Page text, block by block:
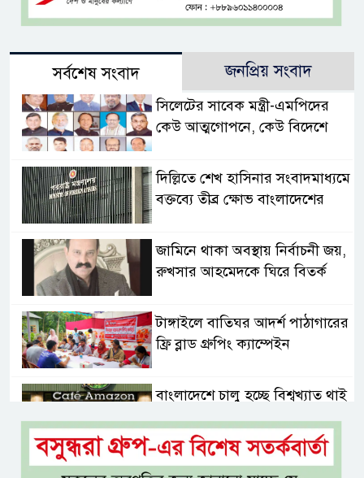
সর্বশেষ সংবাদ জনপ্রিয় সংবাদ
সিলেটের সাবেক মন্ত্রী-এমপিদের
কেউ আত্মগোপনে, কেউ বিদেশে
দিল্লিতে শেখ হাসিনার সংবাদমাধ্যমে
বক্তব্যে তীব্র ক্ষোভ বাংলাদেশের
জামিনে থাকা অবস্থায় নির্বাচনী জয়,
রুখসার আহমেদকে ঘিরে বিতর্ক
টাঙ্গাইলে বাতিঘর আদর্শ পাঠাগারের
ফ্রি ব্লাড গ্রুপিং ক্যাম্পেইন
বাংলাদেশে চালু হচ্ছে বিশ্বখ্যাত থাই
আ ‘লীগের রাজনৈতিক মৃত্যু হয়েছে